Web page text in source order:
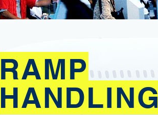
RAMP
HANDLING